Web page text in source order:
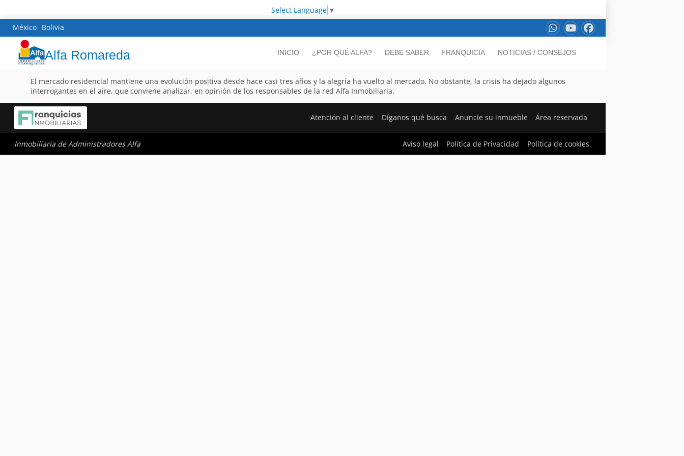
Select Language ▼
México Bolivia
Alfa Romareda INICIO ¿POR QUÉ ALFA? DEBE SABER FRANQUICIA NOTICIAS / CONSEJOS
El mercado residencial mantiene una evolución positiva desde hace casi tres años y la alegría ha vuelto al mercado. No obstante, la crisis ha dejado algunos
interrogantes en el aire, que conviene analizar, en opinión de los responsables de la red Alfa Inmobiliaria.
Atención al cliente Díganos qué busca Anuncie su inmueble Área reservada
Inmobiliaria de Administradores Alfa Aviso legal Política de Privacidad Política de cookies